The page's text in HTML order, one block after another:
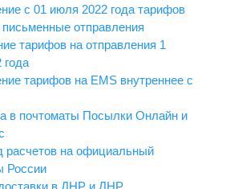
с 01 июля 2022 года тарифов
отправления
тарифов на отправления 1
года
тарифов на EMS внутреннее с
в почтоматы Посылки Онлайн и
расчетов на официальный
России